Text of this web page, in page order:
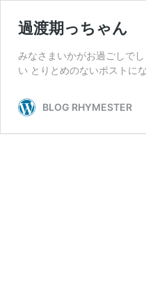
過渡期っちゃん
みなさまいかがお過ごしで
い とりとめのないポストに
BLOG RHYMESTER